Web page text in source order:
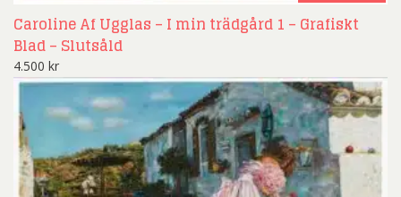
Caroline Af Ugglas – I min trädgård 1 – Grafiskt
Blad – Slutsåld
4.500 kr